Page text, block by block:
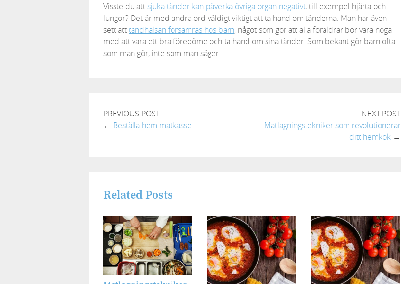
Visste du attsjuka tänder kan påverka övriga organ negativt, till exempel hjärta och
lungor? Det är med andra ord väldigt viktigt att ta hand om tänderna. Man har även
sett atttandhälsan försämras hos barn, något som gör att alla föräldrar bör vara noga
med att vara ett bra föredöme och ta hand om sina tänder. Som bekant gör barn ofta
som man gör, inte som man säger.
PREVIOUS POST
← Beställa hem matkasse
NEXT POST
Matlagningstekniker som revolutionerar
ditt hemkök →
Related Posts